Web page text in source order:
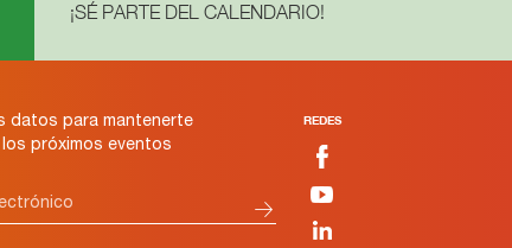
¡SÉ PARTE DEL CALENDARIO!
datos para mantenerte
próximos eventos
REDES